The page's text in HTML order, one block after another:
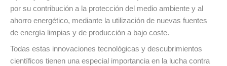
por su contribución a la protección del medio ambiente y al
ahorro energético, mediante la utilización de nuevas fuentes
de energía limpias y de producción a bajo coste.
Todas estas innovaciones tecnológicas y descubrimientos
científicos tienen una especial importancia en la lucha contra